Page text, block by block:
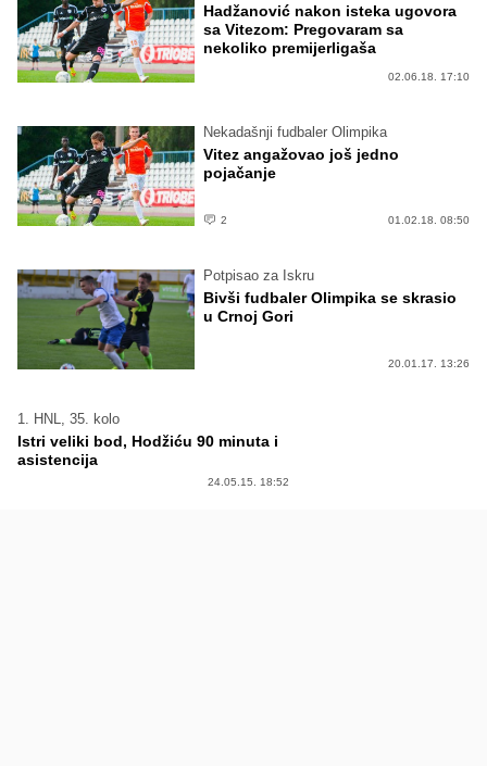
Hadžanović nakon isteka ugovora
sa Vitezom: Pregovaram sa
nekoliko premijerligaša
02.06.18. 17:10
Nekadašnji fudbaler Olimpika
Vitez angažovao još jedno
pojačanje
2 01.02.18. 08:50
Potpisao za Iskru
Bivši fudbaler Olimpika se skrasio
u Crnoj Gori
20.01.17. 13:26
1. HNL, 35. kolo
Istri veliki bod, Hodžiću 90 minuta i
asistencija
24.05.15. 18:52